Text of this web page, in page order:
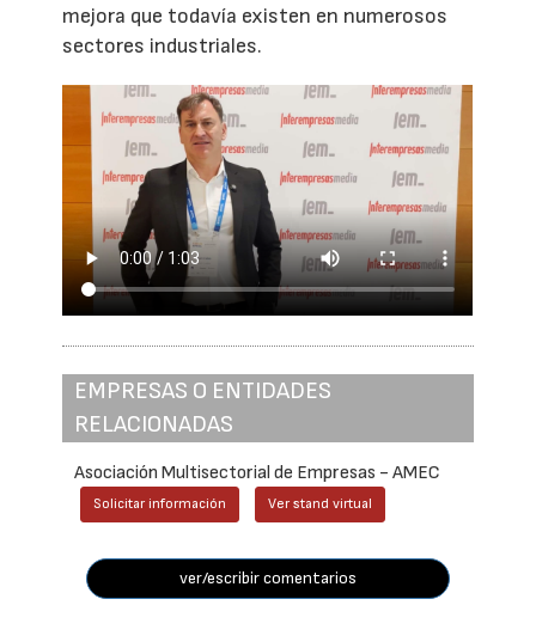
mejora que todavía existen en numerosos
sectores industriales.
EMPRESAS O ENTIDADES
RELACIONADAS
Asociación Multisectorial de Empresas - AMEC
Solicitar información Ver stand virtual
ver/escribir comentarios